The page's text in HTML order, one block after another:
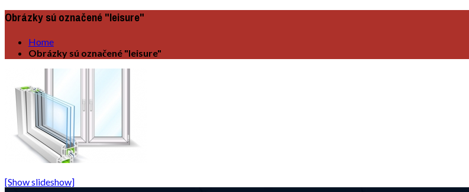
Obrázky sú označené "leisure"
Home
Obrázky sú označené "leisure"
[Show slideshow]